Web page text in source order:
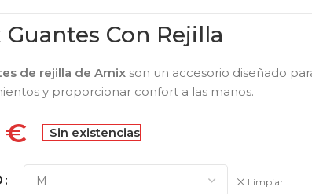
Con Rejilla
de rejilla de Amix son un accesorio diseñado
y proporcionar confort a las manos.
€ Sin existencias
Limpiar